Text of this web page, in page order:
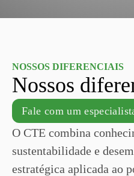
NOSSOS DIFERENCIAIS
Nossos
Fale com um
O CTE combina
sustentabilidade e
estratégica aplicada ao